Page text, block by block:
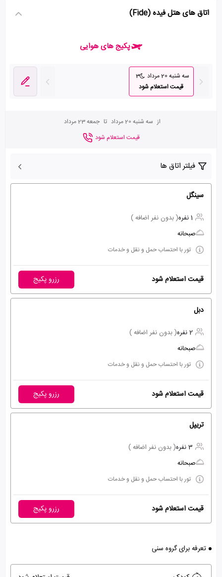
اتاق های هتل فیده (Fide)
پکیج های هوایی
سه شنبه 20 مرداد
3
قیمت استعلام شود
از سه شنبه 20 مرداد تا جمعه 23 مرداد
قیمت استعلام شود
فیلتر اتاق ها
سینگل
1 نفره
( بدون نفر اضافه )
صبحانه
تور با احتساب حمل و نقل و خدمات
قیمت استعلام شود رزرو پکیج
دبل
2 نفره
( بدون نفر اضافه )
صبحانه
تور با احتساب حمل و نقل و خدمات
قیمت استعلام شود رزرو پکیج
تریپل
3 نفره
( بدون نفر اضافه )
صبحانه
تور با احتساب حمل و نقل و خدمات
قیمت استعلام شود رزرو پکیج
تعرفه برای گروه سنی